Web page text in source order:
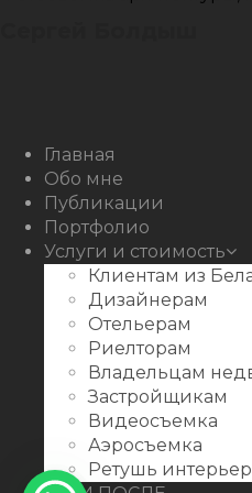
Behance
Главная
Обо мне
Публикации
Портфолио
Услуги и стоимость
Клиентам из
Дизайнерам
Отельерам
Риелторам
Владельцам
Застройщикам
Видеосъемка
Аэросъемка
Ретушь